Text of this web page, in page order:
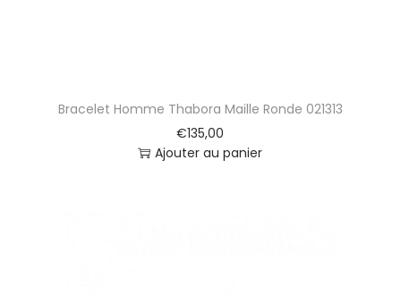
Bracelet Homme Thabora Maille Ronde 021313
€135,00
Ajouter au panier